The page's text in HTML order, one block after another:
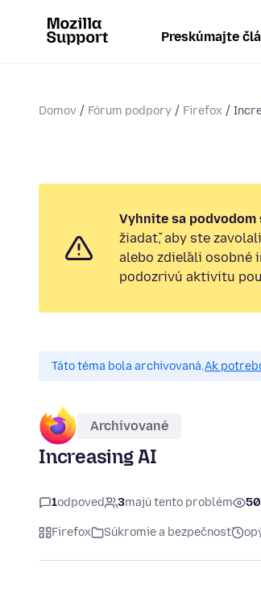
Preskúmajte
Domov Fórum podpory Firefox
Vyhnite sa podvodom
žiadať, aby ste
alebo zdieľali osobné
podozrivú aktivitu
Táto téma bola archivovaná.Ak
Archivované
Increasing AI
1odpoveď 3majú tento problém
Firefox Súkromie a bezpečnosť